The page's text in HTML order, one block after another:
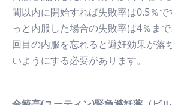
間以内に開始すれば失敗率は0.5％
っと内服した場合の失敗率は4％ま
回目の内服を忘れると避妊効果が落
いようにする必要があります。